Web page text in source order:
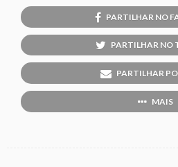
PARTILHAR NO
PARTILHAR NO
PARTILHAR
MAIS